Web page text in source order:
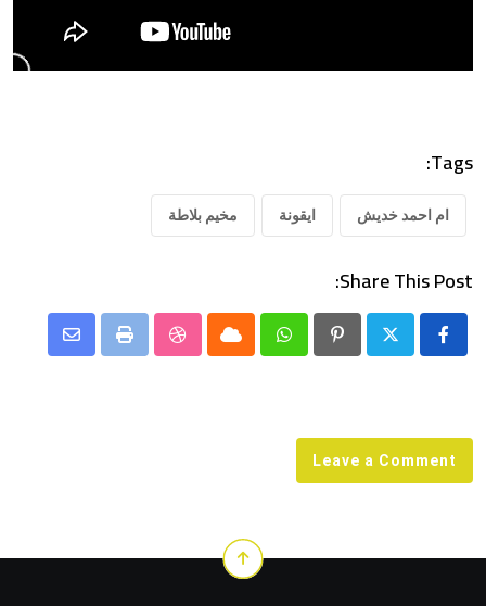
Tags:
ام احمد خديش ايقونة مخيم بلاطة
Share This Post:
Pinterest
Whatsapp
Cloud
StumbleUpon
Print
Share
Leave a Comment